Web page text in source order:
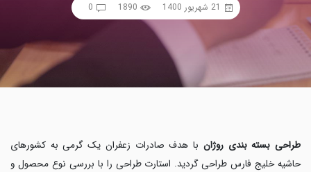
21 شهریور 1400 1890
0
طراحی بسته بندی روژان با هدف صادرات زعفران یک گرمی به کشورهای
حاشیه خلیج فارس طراحی گردید. استارت طراحی را با بررسی نوع محصول و